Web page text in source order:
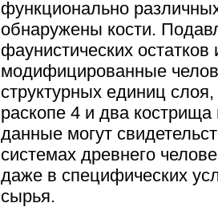
функционально
обнаружены кости.
фаунистических остатков
модифицированные
структурных единиц
раскопе 4 и два
данные могут
системах древнего
даже в специфических
сырья.